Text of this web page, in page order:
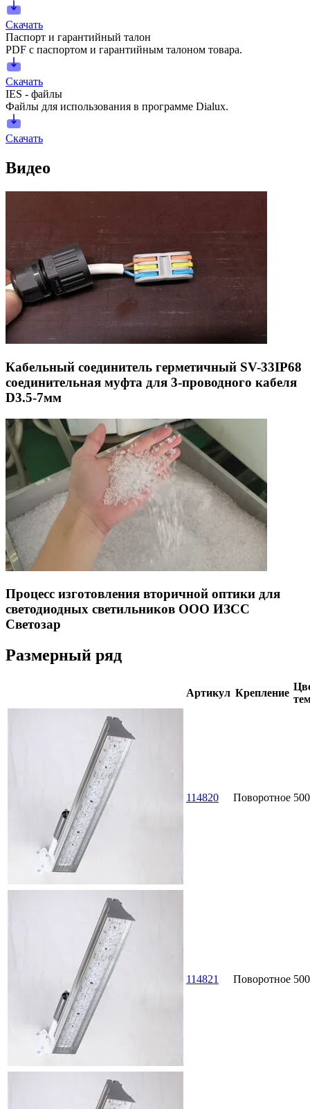
Скачать
Паспорт и гарантийный талон
PDF с паспортом и гарантийным талоном товара.
Скачать
IES - файлы
Файлы для использования в программе Dialux.
Скачать
Видео
Кабельный соединитель герметичный SV-33IP68
соединительная муфта для 3-проводного кабеля
D3.5-7мм
Процесс изготовления вторичной оптики для
светодиодных светильников ООО ИЗСС
Светозар
Размерный ряд
Артикул Крепление
114820 Поворотное
114821 Поворотное